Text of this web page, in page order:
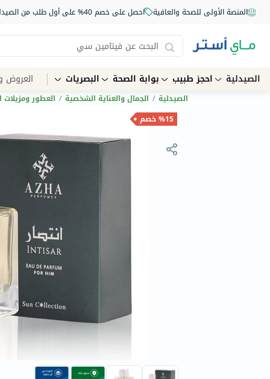
المنصة الأولى للصحة والعافية احصل على خصم 40% على أول طلب من الصيدلية أونلاين استخدم الكود: NEW40
الصيدلية احجز طبيب بوابة الصحة البصريات العروض
الصيدلية / الجمال والعناية الشخصية / العطور ومزيلات
%15 خصم